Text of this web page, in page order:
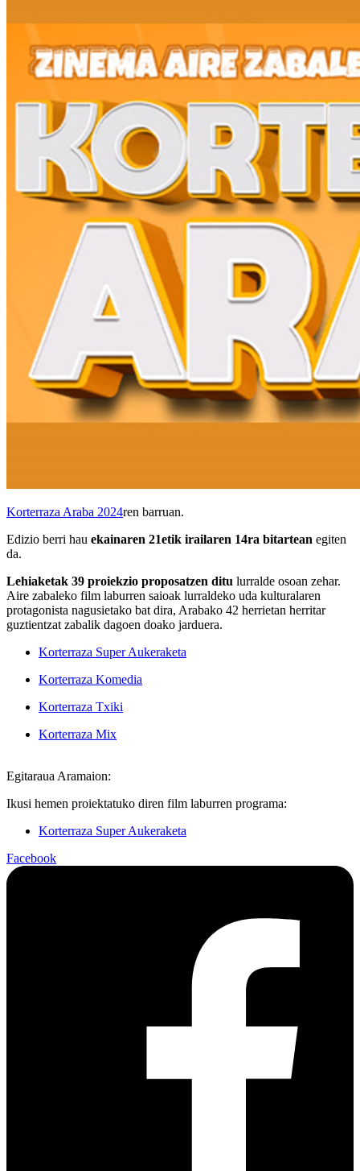
Korterraza Araba 2024ren barruan.
Edizio berri hau ekainaren 21etik irailaren 14ra bitartean egiten
da.
Lehiaketak 39 proiekzio proposatzen ditu lurralde osoan zehar.
Aire zabaleko film laburren saioak lurraldeko uda kulturalaren
protagonista nagusietako bat dira, Arabako 42 herrietan herritar
guztientzat zabalik dagoen doako jarduera.
Korterraza Super Aukeraketa
Korterraza Komedia
Korterraza Txiki
Korterraza Mix
Egitaraua Aramaion:
Ikusi hemen proiektatuko diren film laburren programa:
Korterraza Super Aukeraketa
Facebook